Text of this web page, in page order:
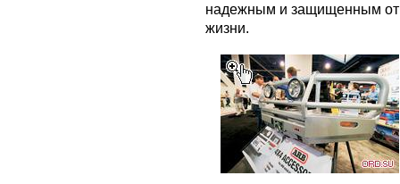
надежным и защищенным от
жизни.